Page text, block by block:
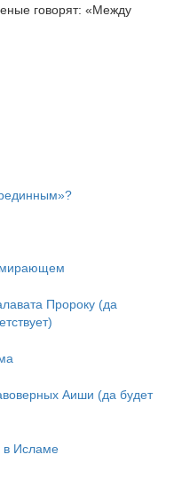
говорят: «Между
Пророку (да
Аиши (да будет
в Исламе